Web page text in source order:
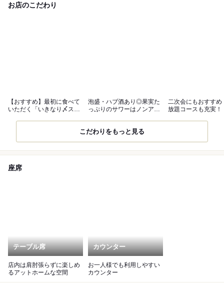
お店のこだわり
【おすすめ】最初に食べて
いただく「いきなり〆ステ
泡盛・ハブ酒あり◎果実た
っぷりのサワーはノンアル
二次会にもおすすめ
放題コースも充実！
こだわりをもっと見る
座席
テーブル席
店内は肩肘張らずに楽しめ
るアットホームな空間
カウンター
お一人様でも利用しやすい
カウンター